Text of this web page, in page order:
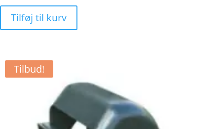
Tilføj til kurv
Tilbud!